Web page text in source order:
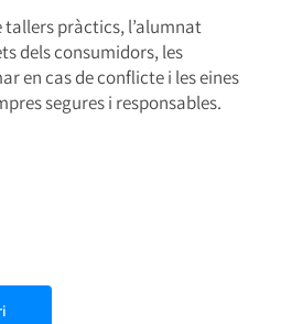
tallers pràctics, l’alumnat
dels consumidors, les
en cas de conflicte i les eines
segures i responsables.